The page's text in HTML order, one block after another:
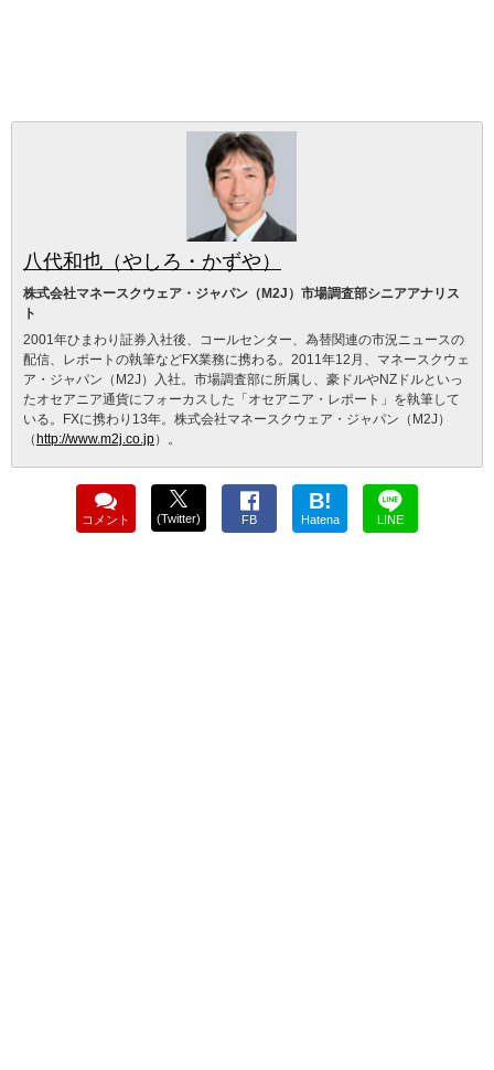
八代和也（やしろ・かずや）
株式会社マネースクウェア・ジャパン（M2J）市場調査部シニアアナリス
ト
2001年ひまわり証券入社後、コールセンター、為替関連の市況ニュースの
配信、レポートの執筆などFX業務に携わる。2011年12月、マネースクウェ
ア・ジャパン（M2J）入社。市場調査部に所属し、豪ドルやNZドルといっ
たオセアニア通貨にフォーカスした「オセアニア・レポート」を執筆して
いる。FXに携わり13年。株式会社マネースクウェア・ジャパン（M2J）
（http://www.m2j.co.jp）。
コメント (Twitter) FB
B!
Hatena LINE